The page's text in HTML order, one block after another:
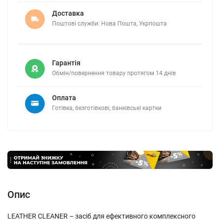
Доставка
Поштові служби: Нова Пошта, Укрпошта
Гарантія
Обмін/повернення товару протягом 14 днів
Оплата
Готівка, безготівкові, банківські картки
Опис
LEATHER CLEANER – засіб для ефективного комплексного